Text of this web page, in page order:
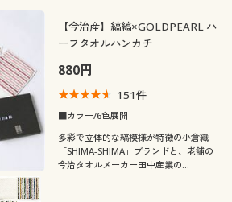
【今治産】縞縞×GOLDPEARL ハ
ーフタオルハンカチ
880円
151件
■カラー/6色展開
多彩で立体的な縞模様が特徴の小倉織
「SHIMA-SHIMA」ブランドと、老舗の
今治タオルメーカー田中産業の